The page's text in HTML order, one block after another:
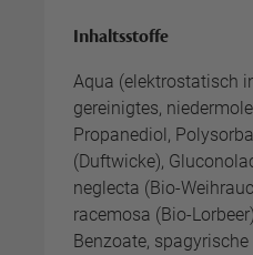
Inhaltsstoffe
Aqua (elektrostatisch
gereinigtes,
Propanediol,
(Duftwicke),
neglecta (Bio-
racemosa (Bio-
Benzoate,